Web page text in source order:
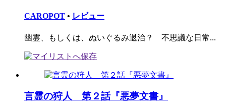
CAROPOT • レビュー
幽霊、もしくは、ぬいぐるみ退治？ 不思議な日常...
言霊の狩人 第２話『悪夢文書』